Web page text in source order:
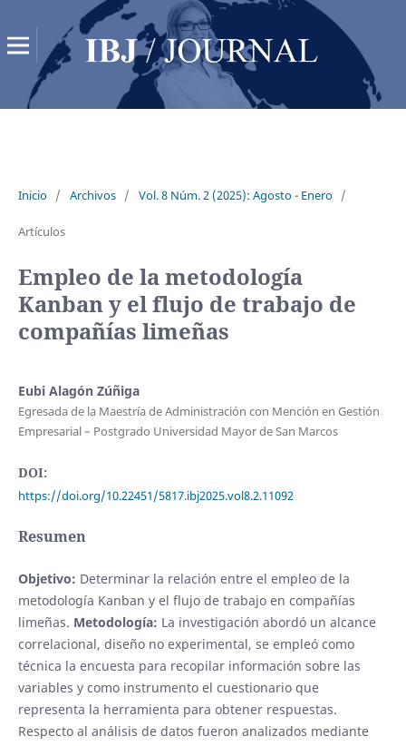
Inicio / Archivos / Vol. 8 Núm. 2 (2025): Agosto - Enero /
Artículos
Empleo de la metodología
Kanban y el flujo de trabajo de
compañías limeñas
Eubi Alagón Zúñiga
Egresada de la Maestría de Administración con Mención en Gestión
Empresarial – Postgrado Universidad Mayor de San Marcos
DOI:
https://doi.org/10.22451/5817.ibj2025.vol8.2.11092
Resumen
Objetivo: Determinar la relación entre el empleo de la
metodología Kanban y el flujo de trabajo en compañías
limeñas. Metodología: La investigación abordó un alcance
correlacional, diseño no experimental, se empleó como
técnica la encuesta para recopilar información sobre las
variables y como instrumento el cuestionario que
representa la herramienta para obtener respuestas.
Respecto al análisis de datos fueron analizados mediante